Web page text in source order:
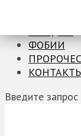
ФОБИИ
Введите